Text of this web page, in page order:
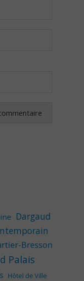
Dargaud
Bresson
Palais
Hôtel de Ville